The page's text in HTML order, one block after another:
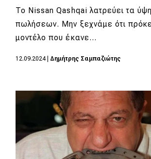
To Nissan Qashqai λατρεύει τα
πωλήσεων. Μην ξεχνάμε ότι
μοντέλο που έκανε…
12.09.2024| Δημήτρης Σαμπαζιώτης